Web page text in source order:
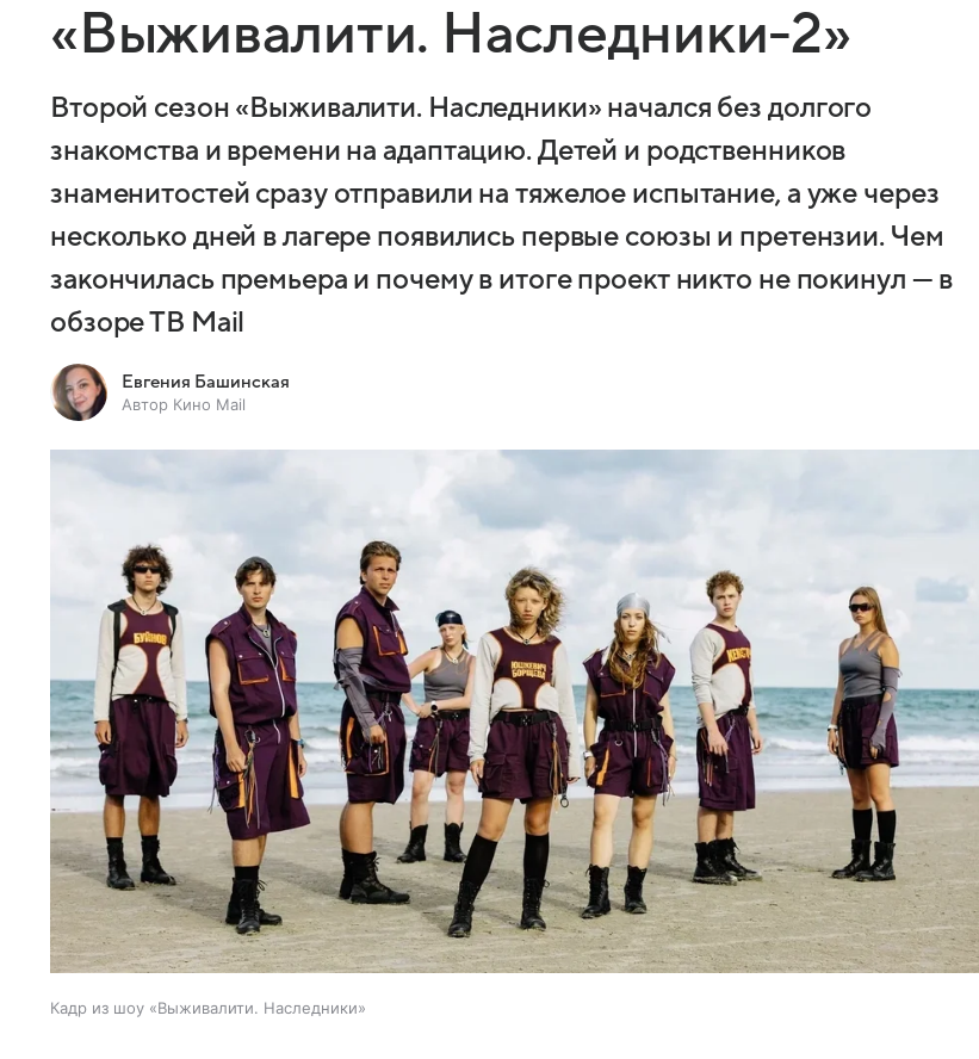
«Выживалити. Наследники-2»
Второй сезон «Выживалити. Наследники» начался без долгого
знакомства и времени на адаптацию. Детей и родственников
знаменитостей сразу отправили на тяжелое испытание, а уже через
несколько дней в лагере появились первые союзы и претензии. Чем
закончилась премьера и почему в итоге проект никто не покинул — в
обзоре ТВ Mail
Евгения Башинская
Автор Кино Mail
Кадр из шоу «Выживалити. Наследники»